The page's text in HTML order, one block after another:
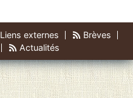
Liens externes
Brèves
Actualités